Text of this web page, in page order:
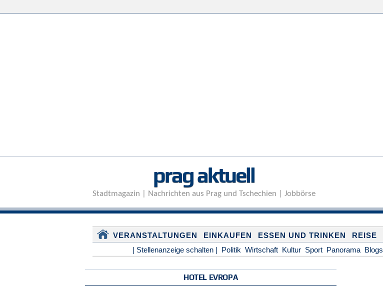
prag aktuell
Stadtmagazin | Nachrichten aus Prag und Tschechien | Jobbörse
VERANSTALTUNGEN EINKAUFEN ESSEN UND TRINKEN REISE
| Stellenanzeige schalten | Politik Wirtschaft Kultur Sport Panorama Blogs
HOTEL EVROPA